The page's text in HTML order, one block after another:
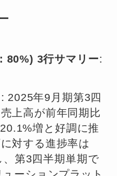
80%) 3行サマリー:
: 2025年9月期第3四
上高が前年同期比
増と好調に推
対する進捗率は
第3四半期単期で